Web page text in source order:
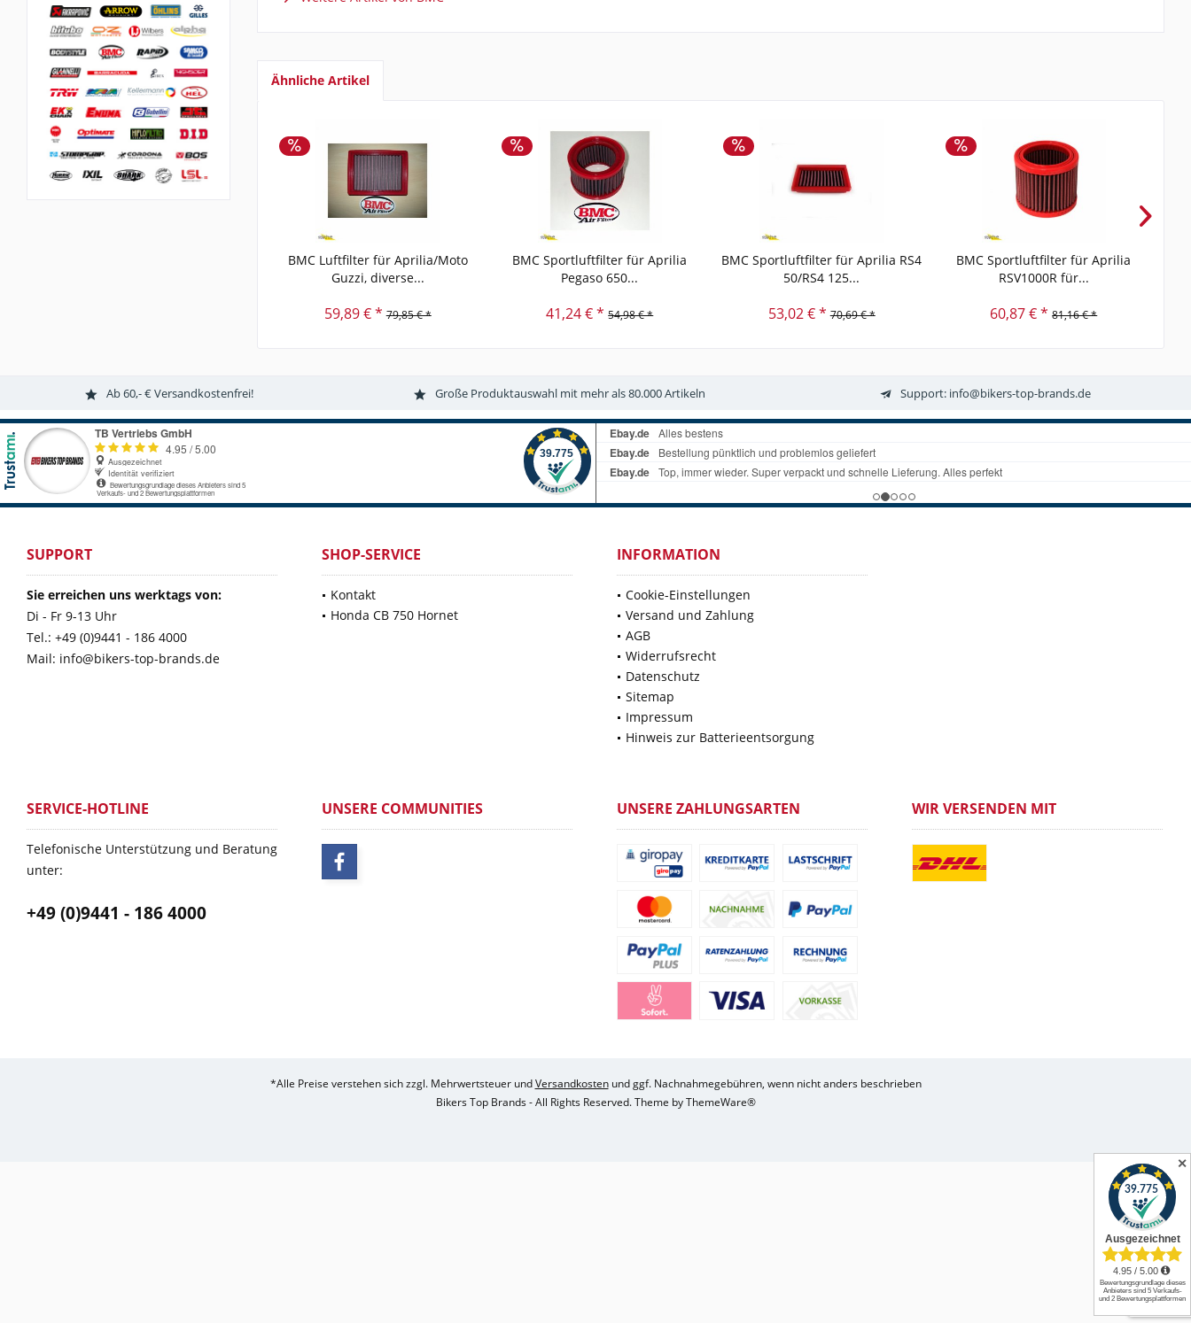
Ähnliche Artikel
BMC Luftfilter für Aprilia/Moto
Guzzi, diverse...
59,89 € * 79,85 € *
BMC Sportluftfilter für Aprilia
Pegaso 650...
41,24 € * 54,98 € *
BMC Sportluftfilter für Aprilia RS4
50/RS4 125...
53,02 € * 70,69 € *
BMC Sportluftfilter für Aprilia
RSV1000R für...
60,87 € * 81,16 € *
✕
Ab 60,- € Versandkostenfrei! Große Produktauswahl mit mehr als 80.000 Artikeln Support: info@bikers-top-brands.de
SUPPORT
Sie erreichen uns werktags von:
Di - Fr 9-13 Uhr
Tel.: +49 (0)9441 - 186 4000
Mail: info@bikers-top-brands.de
SHOP-SERVICE
Kontakt
Honda CB 750 Hornet
INFORMATION
Cookie-Einstellungen
Versand und Zahlung
AGB
Widerrufsrecht
Datenschutz
Sitemap
Impressum
Hinweis zur Batterieentsorgung
SERVICE-HOTLINE
Telefonische Unterstützung und Beratung
unter:
+49 (0)9441 - 186 4000
UNSERE COMMUNITIES UNSERE ZAHLUNGSARTEN WIR VERSENDEN MIT
*Alle Preise verstehen sich zzgl. Mehrwertsteuer undVersandkostenund ggf. Nachnahmegebühren, wenn nicht anders beschrieben
Bikers Top Brands - All Rights Reserved. Theme byThemeWare®